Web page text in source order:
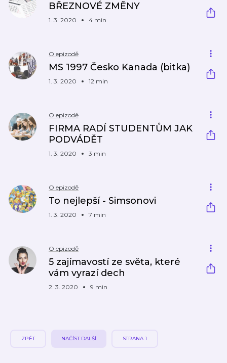
BŘEZNOVÉ ZMĚNY
1. 3. 2020 4 min
O epizodě
MS 1997 Česko Kanada (bitka)
1. 3. 2020 12 min
O epizodě
FIRMA RADÍ STUDENTŮM JAK
PODVÁDĚT
1. 3. 2020 3 min
O epizodě
To nejlepší - Simsonovi
1. 3. 2020 7 min
O epizodě
5 zajímavostí ze světa, které
vám vyrazí dech
2. 3. 2020 9 min
ZPĚT NAČÍST DALŠÍ STRANA 1